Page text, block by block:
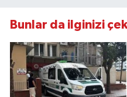
Bunlar da ilginizi